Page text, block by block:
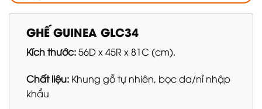
GHẾ GUINEA GLC34
Kích thước:56D x 45R x 81C (cm).
Chất liệu: Khung gỗ tự nhiên, bọc da/nỉ nhập
khẩu